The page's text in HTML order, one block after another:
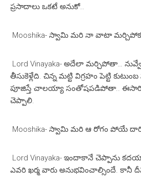
ప్రసాదాలు ఒకటే అనుకో..
Mooshika- స్వామి మరి నా వాటా
Lord Vinayaka- అదేలా మర్చిపోతా…
తీసుకెళ్లేది. చిన్న మట్టి విగ్రహం పెట్టి
పూజిస్తే చాలయ్యా సంతోషపడిపోతా..
చెప్పాలి.
Mooshika- స్వామి మరి ఆ రోగం పోయే
Lord Vinayaka- ఇందాకానే చెప్పాను
ఎవరి ఖర్మ వారు అనుభవించాల్సిందే. కానీ